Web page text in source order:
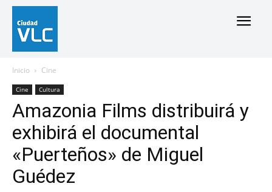
Inicio Cine
Cine Cultura
Amazonia Films distribuirá y
exhibirá el documental
«Puerteños» de Miguel
Guédez